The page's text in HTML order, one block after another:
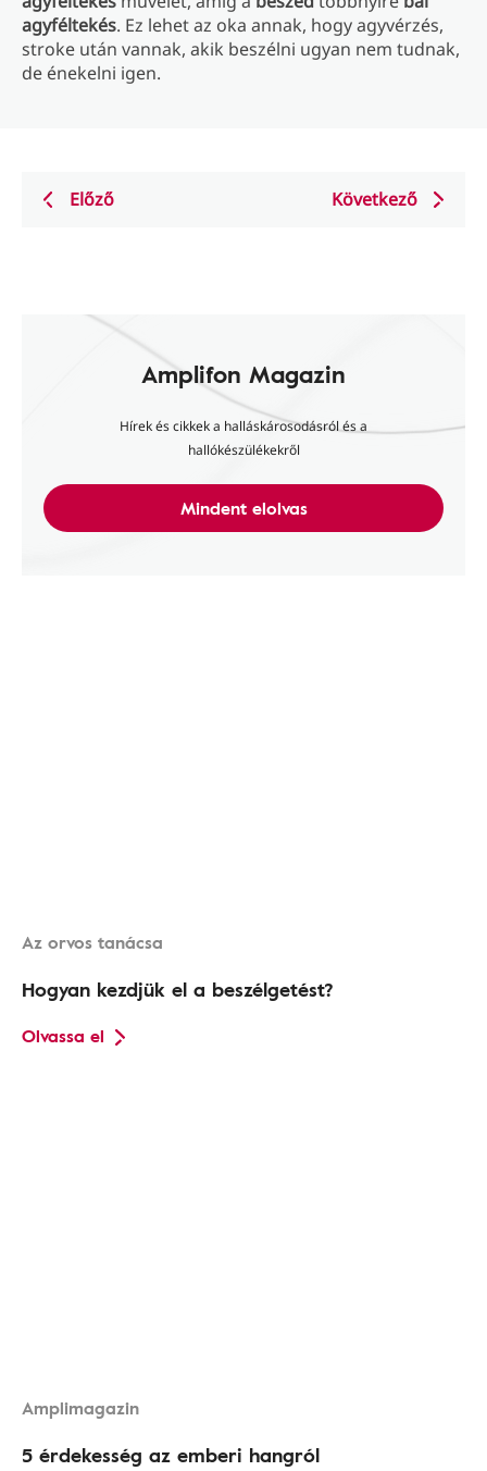
agyféltekés. Ez lehet az oka annak, hogy agyvérzés,
stroke után vannak, akik beszélni ugyan nem tudnak,
de énekelni igen.
Előző Következő
Amplifon Magazin
Hírek és cikkek a halláskárosodásról és a
hallókészülékekről
Mindent elolvas
Az orvos tanácsa
Hogyan kezdjük el a beszélgetést?
Olvassa el
Amplimagazin
5 érdekesség az emberi hangról